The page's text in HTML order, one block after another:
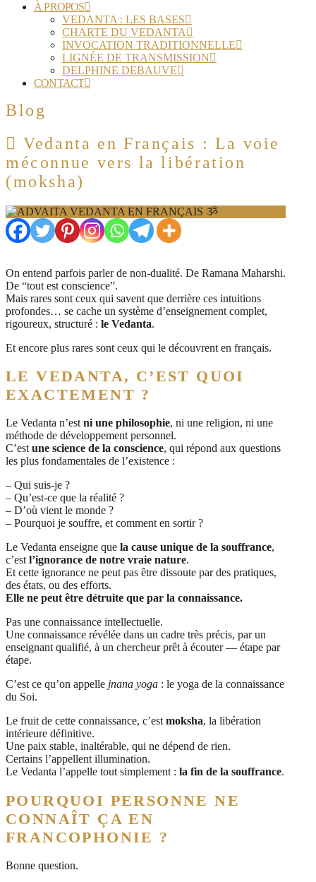
À PROPOS
VEDANTA : LES BASES
CHARTE DU VEDANTA
INVOCATION TRADITIONNELLE
LIGNÉE DE TRANSMISSION
DELPHINE DEBAUVE
CONTACT
Blog
Vedanta en Français : La voie
méconnue vers la libération
(moksha)
On entend parfois parler de non-dualité. De Ramana Maharshi.
De “tout est conscience”.
Mais rares sont ceux qui savent que derrière ces intuitions
profondes… se cache un système d’enseignement complet,
rigoureux, structuré : le Vedanta.
Et encore plus rares sont ceux qui le découvrent en français.
LE VEDANTA, C’EST QUOI
EXACTEMENT ?
Le Vedanta n’est ni une philosophie, ni une religion, ni une
méthode de développement personnel.
C’est une science de la conscience, qui répond aux questions
les plus fondamentales de l’existence :
– Qui suis-je ?
– Qu’est-ce que la réalité ?
– D’où vient le monde ?
– Pourquoi je souffre, et comment en sortir ?
Le Vedanta enseigne que la cause unique de la souffrance,
c’est l’ignorance de notre vraie nature.
Et cette ignorance ne peut pas être dissoute par des pratiques,
des états, ou des efforts.
Elle ne peut être détruite que par la connaissance.
Pas une connaissance intellectuelle.
Une connaissance révélée dans un cadre très précis, par un
enseignant qualifié, à un chercheur prêt à écouter — étape par
étape.
C’est ce qu’on appelle jnana yoga : le yoga de la connaissance
du Soi.
Le fruit de cette connaissance, c’est moksha, la libération
intérieure définitive.
Une paix stable, inaltérable, qui ne dépend de rien.
Certains l’appellent illumination.
Le Vedanta l’appelle tout simplement : la fin de la souffrance.
POURQUOI PERSONNE NE
CONNAÎT ÇA EN
FRANCOPHONIE ?
Bonne question.